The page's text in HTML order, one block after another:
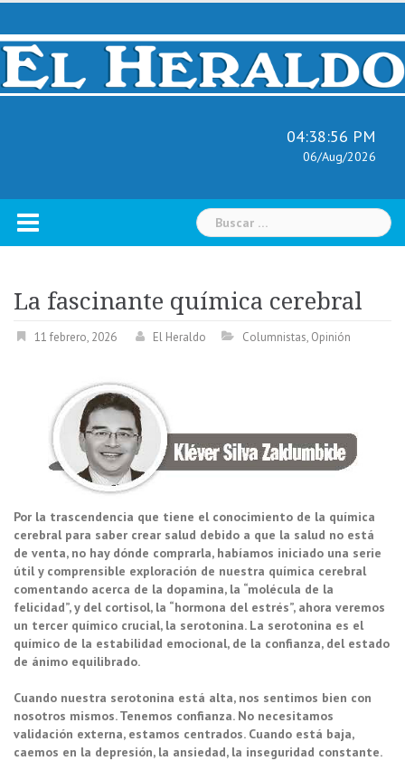
Skip
content
04:38:57 PM
06/Aug/2026
Buscar:
La fascinante química cerebral
11 febrero, 2026 El Heraldo Columnistas, Opinión
Por la trascendencia que tiene el conocimiento de la química
cerebral para saber crear salud debido a que la salud no está
de venta, no hay dónde comprarla, habíamos iniciado una serie
útil y comprensible exploración de nuestra química cerebral
comentando acerca de la dopamina, la “molécula de la
felicidad”, y del cortisol, la “hormona del estrés”, ahora veremos
un tercer químico crucial, la serotonina. La serotonina es el
químico de la estabilidad emocional, de la confianza, del estado
de ánimo equilibrado.
Cuando nuestra serotonina está alta, nos sentimos bien con
nosotros mismos. Tenemos confianza. No necesitamos
validación externa, estamos centrados. Cuando está baja,
caemos en la depresión, la ansiedad, la inseguridad constante.